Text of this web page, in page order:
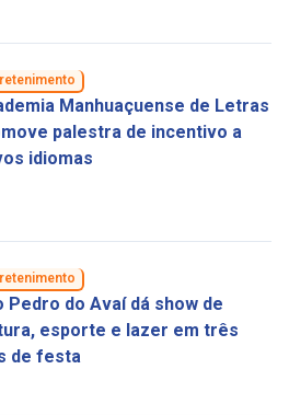
Manhuaçuense de Letras
palestra de incentivo a
idiomas
Pedro do Avaí dá show de
esporte e lazer em três
de festa